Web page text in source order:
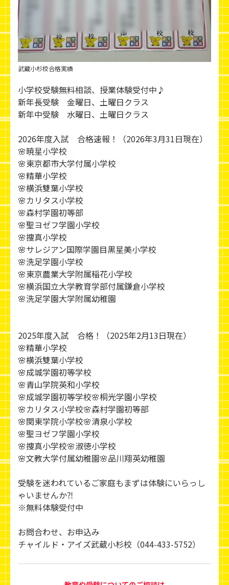
武蔵小杉校合格実績
小学校受験無料相談、授業体験受付中♪
新年長受験 金曜日、土曜日クラス
新年中受験 水曜日、土曜日クラス
2026年度入試 合格速報！（2026年3月31日現在）
🌸暁星小学校
🌸東京都市大学付属小学校
🌸精華小学校
🌸横浜雙葉小学校
🌸カリタス小学校
🌸森村学園初等部
🌸聖ヨゼフ学園小学校
🌸捜真小学校
🌸サレジアン国際学園目黒星美小学校
🌸洗足学園小学校
🌸東京農業大学附属稲花小学校
🌸横浜国立大学教育学部付属鎌倉小学校
🌸洗足学園大学附属幼稚園
2025年度入試 合格！（2025年2月13日現在）
🌸精華小学校
🌸横浜雙葉小学校
🌸成城学園初等学校
🌸青山学院英和小学校
🌸成城学園初等学校🌸桐光学園小学校
🌸カリタス小学校🌸森村学園初等部
🌸関東学院小学校🌸清泉小学校
🌸聖ヨゼフ学園小学校
🌸捜真小学校🌸淑徳小学校
🌸文教大学付属幼稚園🌸品川翔英幼稚園
受験を迷われているご家庭もまずは体験にいらっし
ゃいませんか⁈
※無料体験受付中
お問合わせ、お申込み
チャイルド・アイズ武蔵小杉校（044-433-5752）